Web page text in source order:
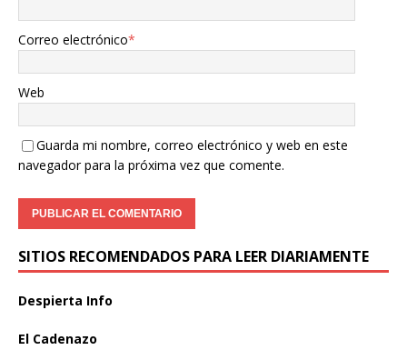
Correo electrónico*
Web
Guarda mi nombre, correo electrónico y web en este
navegador para la próxima vez que comente.
SITIOS RECOMENDADOS PARA LEER DIARIAMENTE
Despierta Info
El Cadenazo